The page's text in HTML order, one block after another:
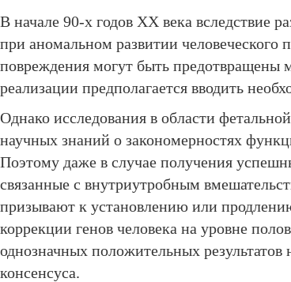
В начале 90-х годов ХХ века вследствие
при аномальном развитии
повреждения могут быть предотвращены
реализации предполагается вводить
Однако исследования в области
научных знаний о закономерностях
Поэтому даже в случае получения
связанные с внутриутробным
призывают к установлению или
коррекции генов человека на уровне
однозначных положительных
консенсуса.